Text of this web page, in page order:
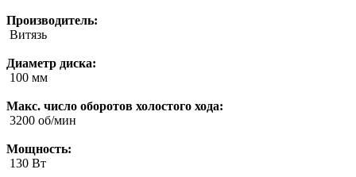
Производитель:
Витязь
Диаметр диска:
100 мм
Макс. число оборотов холостого хода:
3200 об/мин
Мощность:
130 Вт